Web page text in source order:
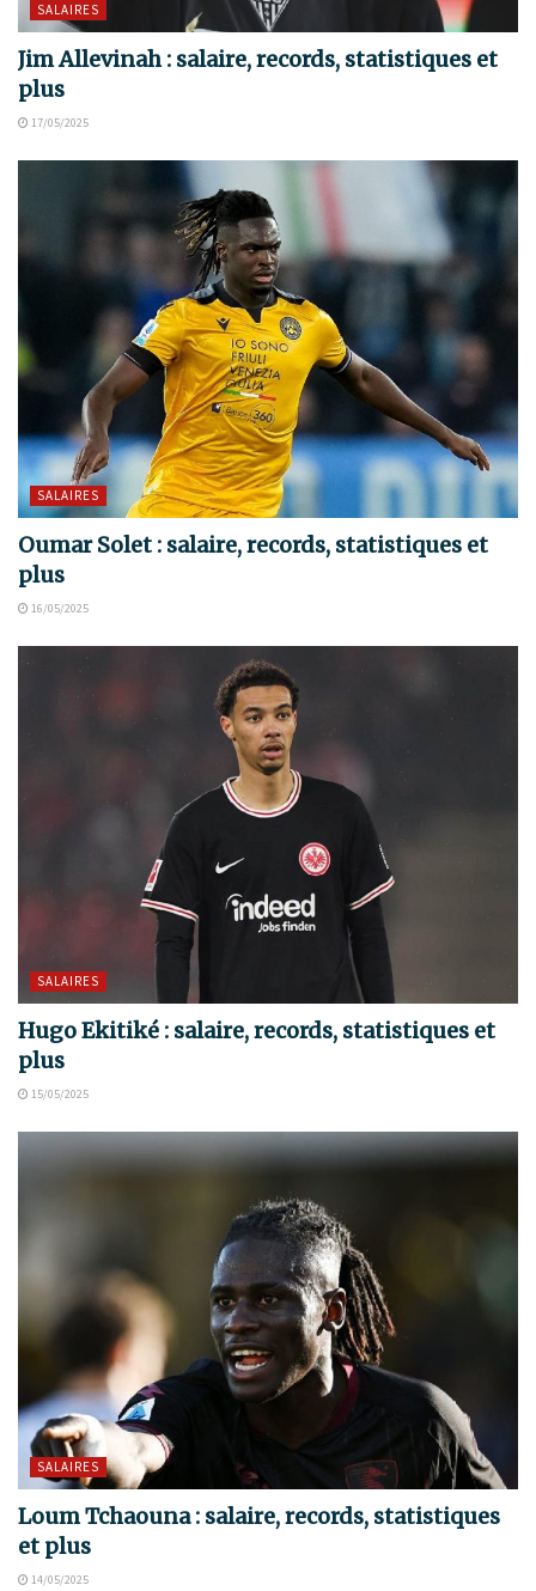
SALAIRES
Jim Allevinah : salaire, records, statistiques et
plus
17/05/2025
SALAIRES
Oumar Solet : salaire, records, statistiques et
plus
16/05/2025
SALAIRES
Hugo Ekitiké : salaire, records, statistiques et
plus
15/05/2025
SALAIRES
Loum Tchaouna : salaire, records, statistiques
et plus
14/05/2025